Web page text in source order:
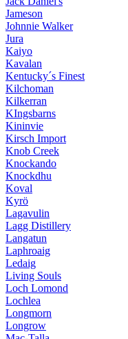
Jameson
Johnnie Walker
Jura
Kaiyo
Kavalan
Kentucky´s Finest
Kilchoman
Kilkerran
KIngsbarns
Kininvie
Kirsch Import
Knob Creek
Knockando
Knockdhu
Koval
Kyrö
Lagavulin
Lagg Distillery
Langatun
Laphroaig
Ledaig
Living Souls
Loch Lomond
Lochlea
Longmorn
Longrow